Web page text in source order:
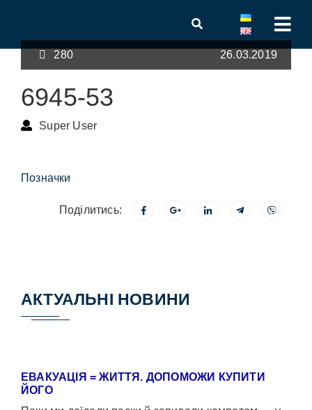
280 26.03.2019
6945-53
Super User
Позначки
Поділитись:
АКТУАЛЬНІ НОВИНИ
ЕВАКУАЦІЯ = ЖИТТЯ. ДОПОМОЖИ КУПИТИ
ЙОГО